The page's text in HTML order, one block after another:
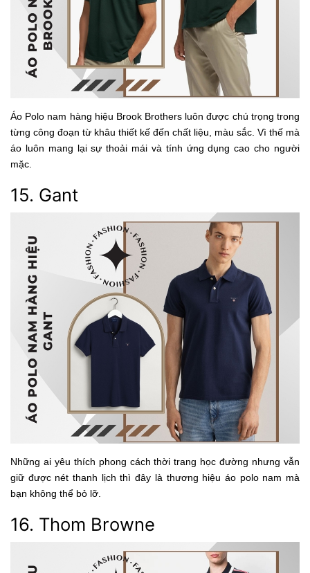
Áo Polo nam hàng hiệu Brook Brothers luôn được chú trọng trong
từng công đoạn từ khâu thiết kế đến chất liệu, màu sắc. Vì thế mà
áo luôn mang lại sự thoải mái và tính ứng dụng cao cho người
mặc.
15. Gant
Những ai yêu thích phong cách thời trang học đường nhưng vẫn
giữ được nét thanh lịch thì đây là thương hiệu áo polo nam mà
bạn không thể bỏ lỡ.
16. Thom Browne